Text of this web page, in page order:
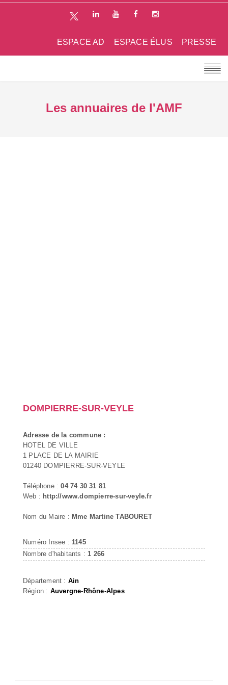
PRESSE
ESPACE ÉLUS
ESPACE AD
Les annuaires de l'AMF
DOMPIERRE-SUR-VEYLE
Adresse de la commune :
HOTEL DE VILLE
1 PLACE DE LA MAIRIE
01240 DOMPIERRE-SUR-VEYLE
Téléphone :04 74 30 31 81
Web : http://www.dompierre-sur-veyle.fr
Nom du Maire : Mme Martine TABOURET
Numéro Insee : 1145
Nombre d'habitants : 1 266
Département : Ain
Région : Auvergne-Rhône-Alpes